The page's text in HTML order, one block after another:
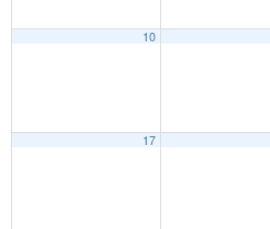
10
17